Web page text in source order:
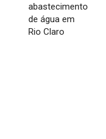
abastecimento
de água em
Rio Claro